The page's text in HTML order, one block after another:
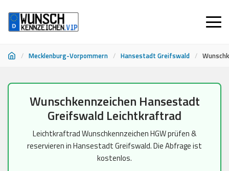
/ Mecklenburg-Vorpommern / Hansestadt Greifswald /
Wunschkennzeichen Hansestadt
Greifswald Leichtkraftrad
Leichtkraftrad Wunschkennzeichen HGW prüfen &
reservieren in Hansestadt Greifswald. Die Abfrage ist
kostenlos.